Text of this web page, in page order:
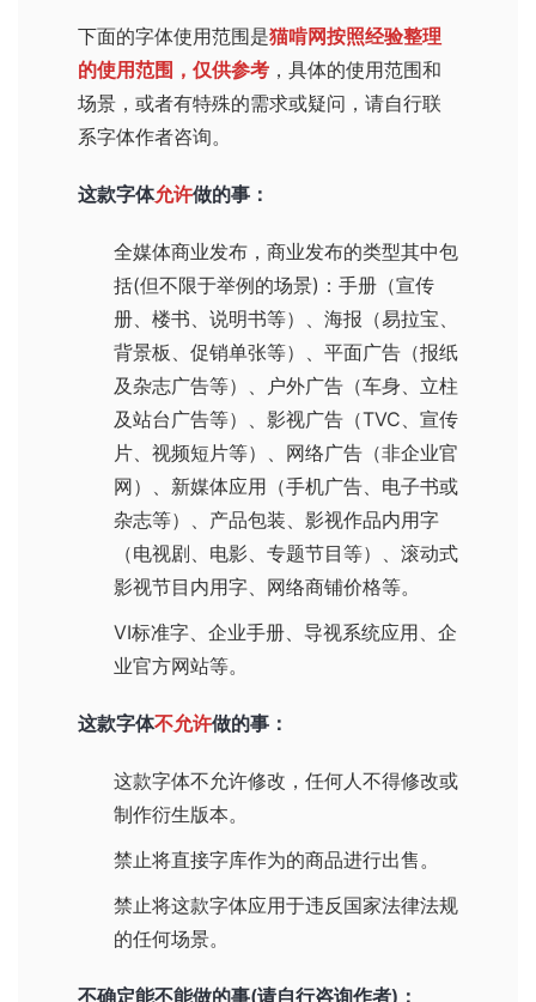
下面的字体使用范围是猫啃网按照经验整理
的使用范围，仅供参考 ，具体的使用范围和
场景，或者有特殊的需求或疑问，请自行联
系字体作者咨询。
这款字体允许做的事：
全媒体商业发布，商业发布的类型其中包
括(但不限于举例的场景)：手册（宣传
册、楼书、说明书等）、海报（易拉宝、
背景板、促销单张等）、平面广告（报纸
及杂志广告等）、户外广告（车身、立柱
及站台广告等）、影视广告（TVC、宣传
片、视频短片等）、网络广告（非企业官
网）、新媒体应用（手机广告、电子书或
杂志等）、产品包装、影视作品内用字
（电视剧、电影、专题节目等）、滚动式
影视节目内用字、网络商铺价格等。
VI标准字、企业手册、导视系统应用、企
业官方网站等。
这款字体不允许做的事：
这款字体不允许修改，任何人不得修改或
制作衍生版本。
禁止将直接字库作为的商品进行出售。
禁止将这款字体应用于违反国家法律法规
的任何场景。
不确定能不能做的事(请自行咨询作者)：